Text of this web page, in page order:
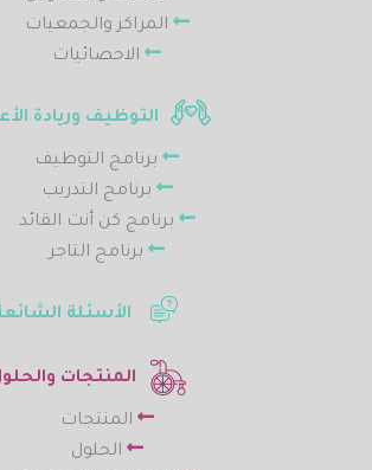
المراكز والجمعيات
الاحصائيات
التوظيف وريادة
برنامج التوظيف
برنامج التدريب
برنامج كن أنت القائد
برنامج التاجر
الأسئلة
المنتجات
المنتجات
الحلول